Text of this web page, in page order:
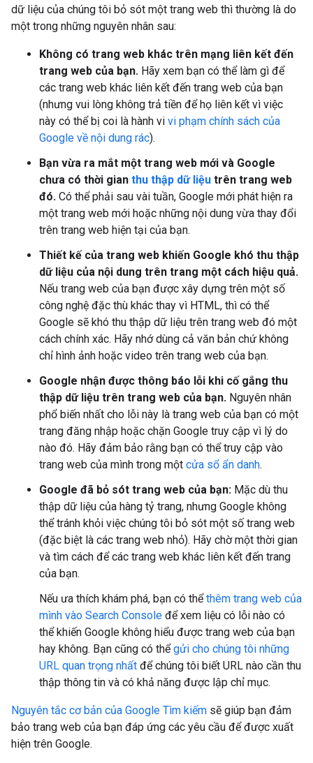
dữ liệu của chúng tôi bỏ sót một trang web thì thường là do
một trong những nguyên nhân sau:
Không có trang web khác trên mạng liên kết đến
trang web của bạn. Hãy xem bạn có thể làm gì để
các trang web khác liên kết đến trang web của bạn
(nhưng vui lòng không trả tiền để họ liên kết vì việc
này có thể bị coi là hành vi vi phạm chính sách của
Google về nội dung rác).
Bạn vừa ra mắt một trang web mới và Google
chưa có thời gian thu thập dữ liệu trên trang web
đó. Có thể phải sau vài tuần, Google mới phát hiện ra
một trang web mới hoặc những nội dung vừa thay đổi
trên trang web hiện tại của bạn.
Thiết kế của trang web khiến Google khó thu thập
dữ liệu của nội dung trên trang một cách hiệu quả.
Nếu trang web của bạn được xây dựng trên một số
công nghệ đặc thù khác thay vì HTML, thì có thể
Google sẽ khó thu thập dữ liệu trên trang web đó một
cách chính xác. Hãy nhớ dùng cả văn bản chứ không
chỉ hình ảnh hoặc video trên trang web của bạn.
Google nhận được thông báo lỗi khi cố gắng thu
thập dữ liệu trên trang web của bạn. Nguyên nhân
phổ biến nhất cho lỗi này là trang web của bạn có một
trang đăng nhập hoặc chặn Google truy cập vì lý do
nào đó. Hãy đảm bảo rằng bạn có thể truy cập vào
trang web của mình trong một cửa sổ ẩn danh.
Google đã bỏ sót trang web của bạn: Mặc dù thu
thập dữ liệu của hàng tỷ trang, nhưng Google không
thể tránh khỏi việc chúng tôi bỏ sót một số trang web
(đặc biệt là các trang web nhỏ). Hãy chờ một thời gian
và tìm cách để các trang web khác liên kết đến trang
của bạn.
Nếu ưa thích khám phá, bạn có thểthêm trang web của
mình vào Search Console để xem liệu có lỗi nào có
thể khiến Google không hiểu được trang web của bạn
hay không. Bạn cũng có thểgửi cho chúng tôi những
URL quan trọng nhất để chúng tôi biết URL nào cần thu
thập thông tin và có khả năng được lập chỉ mục.
Nguyên tắc cơ bản của Google Tìm kiếm sẽ giúp bạn đảm
bảo trang web của bạn đáp ứng các yêu cầu để được xuất
hiện trên Google.